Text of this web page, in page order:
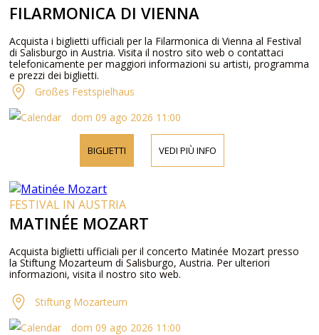
FILARMONICA DI VIENNA
Acquista i biglietti ufficiali per la Filarmonica di Vienna al Festival
di Salisburgo in Austria. Visita il nostro sito web o contattaci
telefonicamente per maggiori informazioni su artisti, programma
e prezzi dei biglietti.
Großes Festspielhaus
dom 09 ago 2026 11:00
BIGLIETTI VEDI PIÙ INFO
FESTIVAL IN AUSTRIA
MATINÉE MOZART
Acquista biglietti ufficiali per il concerto Matinée Mozart presso
la Stiftung Mozarteum di Salisburgo, Austria. Per ulteriori
informazioni, visita il nostro sito web.
Stiftung Mozarteum
dom 09 ago 2026 11:00